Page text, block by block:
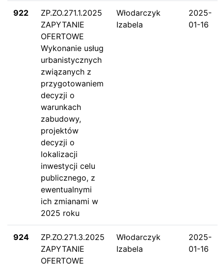
922
ZP.ZO.271.1.2025
ZAPYTANIE
OFERTOWE
Wykonanie usług
urbanistycznych
związanych z
przygotowaniem
decyzji o
warunkach
zabudowy,
projektów
decyzji o
lokalizacji
inwestycji celu
publicznego, z
ewentualnymi
ich zmianami w
2025 roku
Włodarczyk
Izabela
2025-
01-16
924
ZP.ZO.271.3.2025
ZAPYTANIE
OFERTOWE
Włodarczyk
Izabela
2025-
01-16